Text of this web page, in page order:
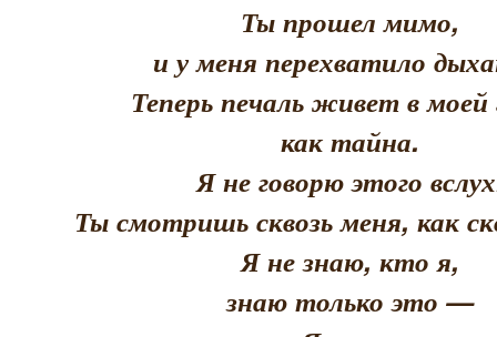
Ты прошел мимо,
и у меня перехватило
Теперь печаль живет в моей
как тайна.
Я не говорю этого
Ты смотришь сквозь меня, как
Я не знаю, кто я,
знаю только это —